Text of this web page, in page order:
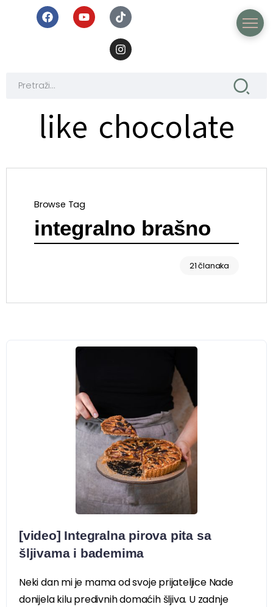
like chocolate
Browse Tag
integralno brašno
21 članaka
[video] Integralna pirova pita sa
šljivama i bademima
Neki dan mi je mama od svoje prijateljice Nade
donijela kilu predivnih domaćih šljiva. U zadnje